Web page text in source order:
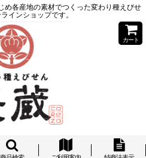
め各産地の素材でつくった変わり種えびせ
インショップです。
カート